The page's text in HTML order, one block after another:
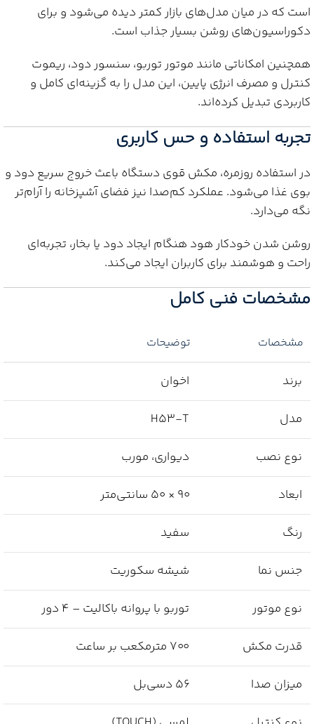
است که در میان مدل‌های بازار کمتر دیده می‌شود و برای
دکوراسیون‌های روشن بسیار جذاب است.
همچنین امکاناتی مانند موتور توربو، سنسور دود، ریموت
کنترل و مصرف انرژی پایین، این مدل را به گزینه‌ای کامل و
کاربردی تبدیل کرده‌اند.
تجربه استفاده و حس کاربری
در استفاده روزمره، مکش قوی دستگاه باعث خروج سریع دود و
بوی غذا می‌شود. عملکرد کم‌صدا نیز فضای آشپزخانه را آرام‌تر
نگه می‌دارد.
روشن شدن خودکار هود هنگام ایجاد دود یا بخار، تجربه‌ای
راحت و هوشمند برای کاربران ایجاد می‌کند.
مشخصات فنی کامل
مشخصات توضیحات
برند اخوان
مدل H53-T
نوع نصب دیواری، مورب
ابعاد ۹۰ × ۵۰ سانتی‌متر
رنگ سفید
جنس نما شیشه سکوریت
نوع موتور توربو با پروانه باکالیت – ۴ دور
قدرت مکش ۷۰۰ مترمکعب بر ساعت
میزان صدا ۵۶ دسی‌بل